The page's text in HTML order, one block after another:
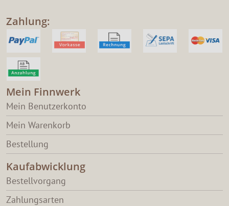
Zahlung:
Mein Finnwerk
Mein Benutzerkonto
Mein Warenkorb
Bestellung
Kaufabwicklung
Bestellvorgang
Zahlungsarten